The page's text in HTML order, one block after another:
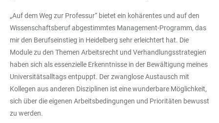
„Auf dem Weg zur Professur“ bietet ein kohärentes und auf den
Wissenschaftsberuf abgestimmtes Management-Programm, das
mir den Berufseinstieg in Heidelberg sehr erleichtert hat. Die
Module zu den Themen Arbeitsrecht und Verhandlungsstrategien
haben sich als essenzielle Erkenntnisse in der Bewältigung meines
Universitätsalltags entpuppt. Der zwanglose Austausch mit
Kollegen aus anderen Disziplinen ist eine wunderbare Möglichkeit,
sich über die eigenen Arbeitsbedingungen und Prioritäten bewusst
zu werden.